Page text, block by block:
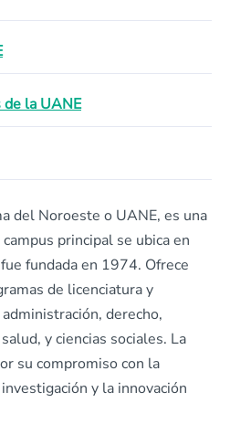
de la UANE
del Noroeste o UANE, es una
principal se ubica en
fundada en 1974. Ofrece
de licenciatura y
derecho,
y ciencias sociales. La
su compromiso con la
y la innovación